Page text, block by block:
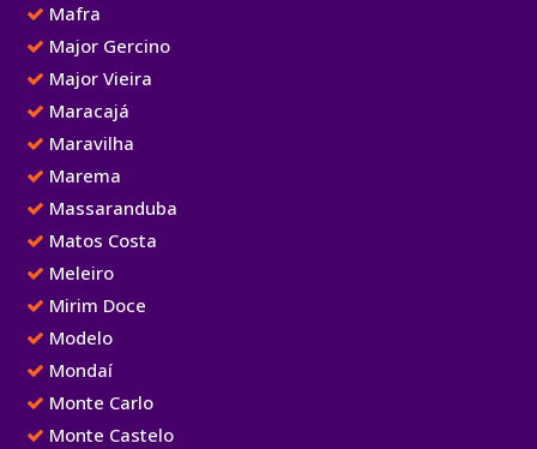
Mafra
Major Gercino
Major Vieira
Maracajá
Maravilha
Marema
Massaranduba
Matos Costa
Meleiro
Mirim Doce
Modelo
Mondaí
Monte Carlo
Monte Castelo